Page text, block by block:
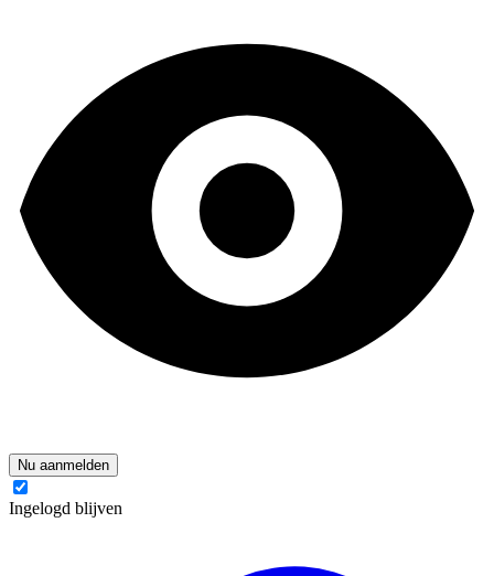
Nu aanmelden
Ingelogd blijven